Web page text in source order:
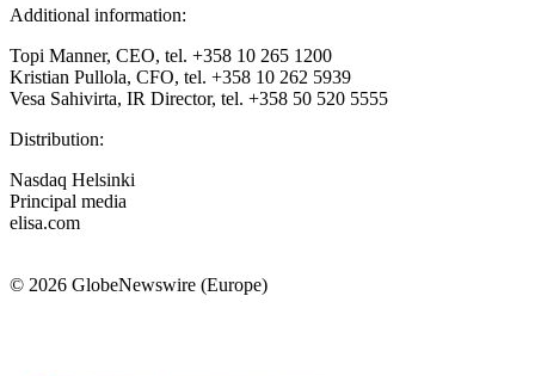
Additional information:
Topi Manner, CEO, tel. +358 10 265 1200
Kristian Pullola, CFO, tel. +358 10 262 5939
Vesa Sahivirta, IR Director, tel. +358 50 520 5555
Distribution:
Nasdaq Helsinki
Principal media
elisa.com
© 2026 GlobeNewswire (Europe)